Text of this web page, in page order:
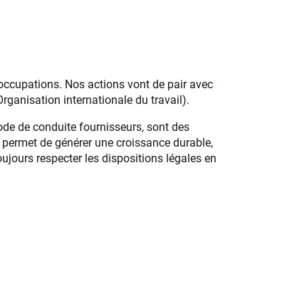
Nos actions vont de pair avec
internationale du travail).
de conduite fournisseurs, sont des
de générer une croissance durable,
respecter les dispositions légales en